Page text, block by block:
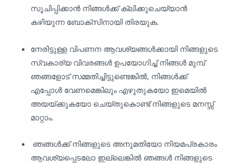
സൂചിപ്പിക്കാൻ നിങ്ങൾക്ക് ക്ലിക്കുചെയ്യാൻ
കഴിയുന്ന ബോക്‌സിനായി തിരയുക.
നേരിട്ടുള്ള വിപണന ആവശ്യങ്ങൾക്കായി നിങ്ങളുടെ
സ്വകാര്യ വിവരങ്ങൾ ഉപയോഗിച്ച് നിങ്ങൾ മുമ്പ്
ഞങ്ങളോട് സമ്മതിച്ചിട്ടുണ്ടെങ്കിൽ, നിങ്ങൾക്ക്
എപ്പോൾ വേണമെങ്കിലും എഴുതുകയോ ഇമെയിൽ
അയയ്ക്കുകയോ ചെയ്തുകൊണ്ട് നിങ്ങളുടെ മനസ്സ്
മാറ്റാം.
ഞങ്ങൾക്ക് നിങ്ങളുടെ അനുമതിയോ നിയമപ്രകാരം
ആവശ്യപ്പെടലോ ഇല്ലെങ്കിൽ ഞങ്ങൾ നിങ്ങളുടെ